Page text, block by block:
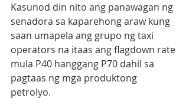
Kasunod din nito ang panawagan ng
senadora sa kaparehong araw kung
saan umapela ang grupo ng taxi
operators na itaas ang flagdown rate
mula P40 hanggang P70 dahil sa
pagtaas ng mga produktong
petrolyo.